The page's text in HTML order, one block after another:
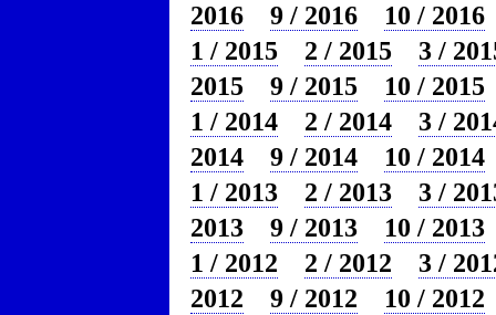
2016
9 / 2016
10 / 2016
1 / 2015
2 / 2015
3 /
2015
9 / 2015
10 / 2015
1 / 2014
2 / 2014
3 /
2014
9 / 2014
10 / 2014
1 / 2013
2 / 2013
3 /
2013
9 / 2013
10 / 2013
1 / 2012
2 / 2012
3 /
2012
9 / 2012
10 / 2012